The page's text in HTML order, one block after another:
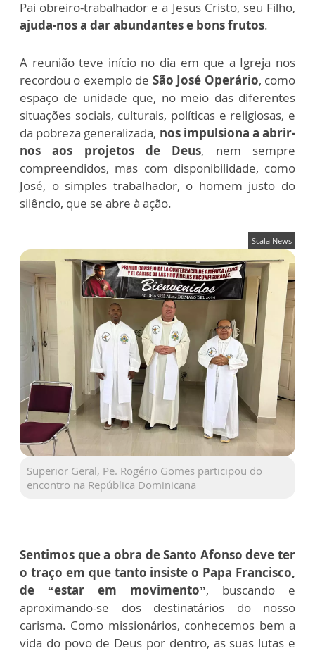
Pai obreiro-trabalhador e a Jesus Cristo, seu Filho,
ajuda-nos a dar abundantes e bons frutos.
A reunião teve início no dia em que a Igreja nos
recordou o exemplo de São José Operário, como
espaço de unidade que, no meio das diferentes
situações sociais, culturais, políticas e religiosas, e
da pobreza generalizada, nos impulsiona a abrir-
nos aos projetos de Deus, nem sempre
compreendidos, mas com disponibilidade, como
José, o simples trabalhador, o homem justo do
silêncio, que se abre à ação.
Scala News
Superior Geral, Pe. Rogério Gomes participou do
encontro na República Dominicana
Sentimos que a obra de Santo Afonso deve ter
o traço em que tanto insiste o Papa Francisco,
de “estar em movimento”, buscando e
aproximando-se dos destinatários do nosso
carisma. Como missionários, conhecemos bem a
vida do povo de Deus por dentro, as suas lutas e